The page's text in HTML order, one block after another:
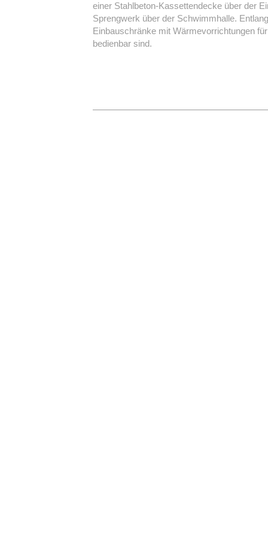
einer Stahlbeton-Kassettendecke über der
Sprengwerk über der Schwimmhalle.
Einbauschränke mit Wärmevorrichtungen
bedienbar sind.